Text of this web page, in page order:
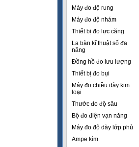
Máy đo độ rung
Máy đo độ nhám
Thiết bị đo lực căng
La bàn kĩ thuật số đa
năng
Đồng hồ đo lưu lượng
Thiết bị đo bụi
Máy đo chiều dày kim
loại
Thước đo độ sâu
Bộ đo điện vạn năng
Máy đo độ dày lớp phủ
Ampe kìm